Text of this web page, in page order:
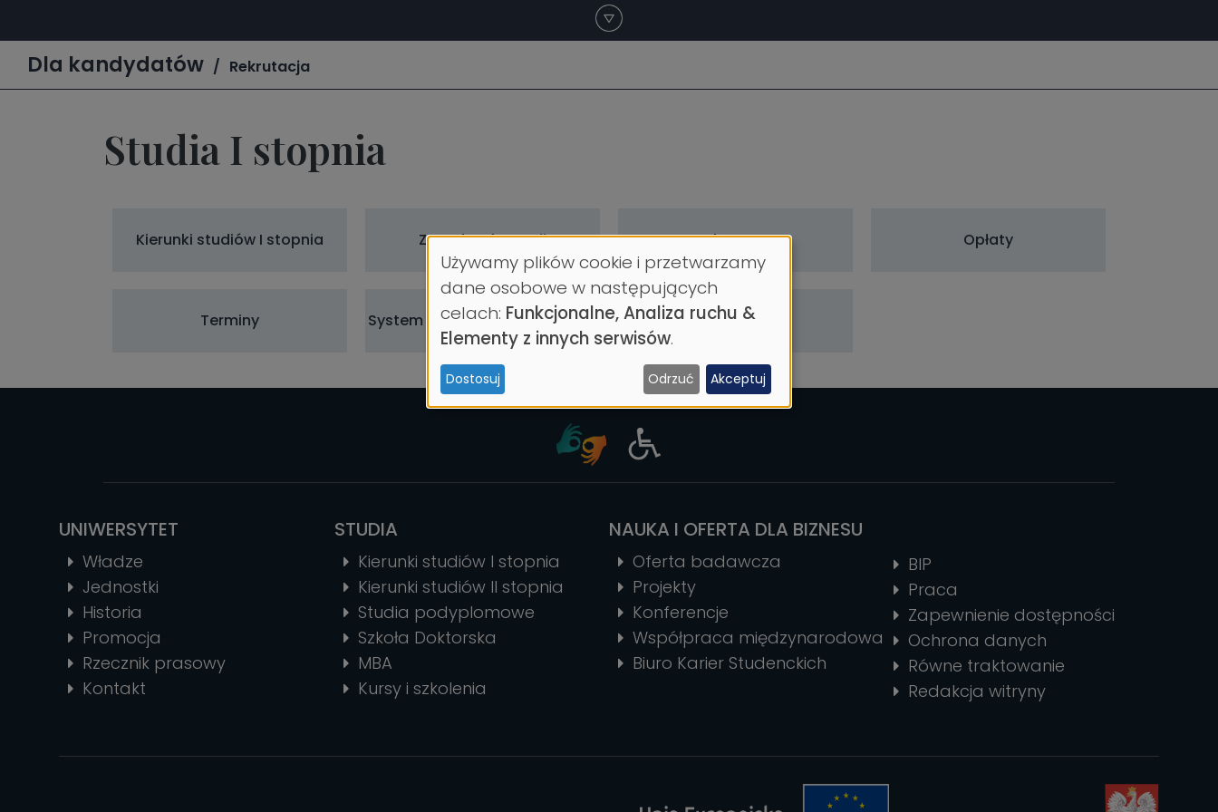
Dla kandydatów Rekrutacja
Studia I stopnia
Kierunki studiów I stopnia Zasady rekrutacji Dokumenty Opłaty
Terminy System Rekrutacji Internetowej Krok po kroku
UNIWERSYTET
Władze
Jednostki
Historia
Promocja
Rzecznik prasowy
Kontakt
STUDIA
Kierunki studiów I stopnia
Kierunki studiów II stopnia
Studia podyplomowe
Szkoła Doktorska
MBA
Kursy i szkolenia
NAUKA I OFERTA DLA BIZNESU
Oferta badawcza
Projekty
Konferencje
Współpraca międzynarodowa
Biuro Karier Studenckich
BIP
Praca
Zapewnienie dostępności
Ochrona danych
Równe traktowanie
Redakcja witryny
Wykorzystanie
danych
osobowych
i
ciasteczek
Używamy plików cookie i przetwarzamy
dane osobowe w następujących
celach: Funkcjonalne, Analiza ruchu &
Elementy z innych serwisów.
Dostosuj Odrzuć Akceptuj